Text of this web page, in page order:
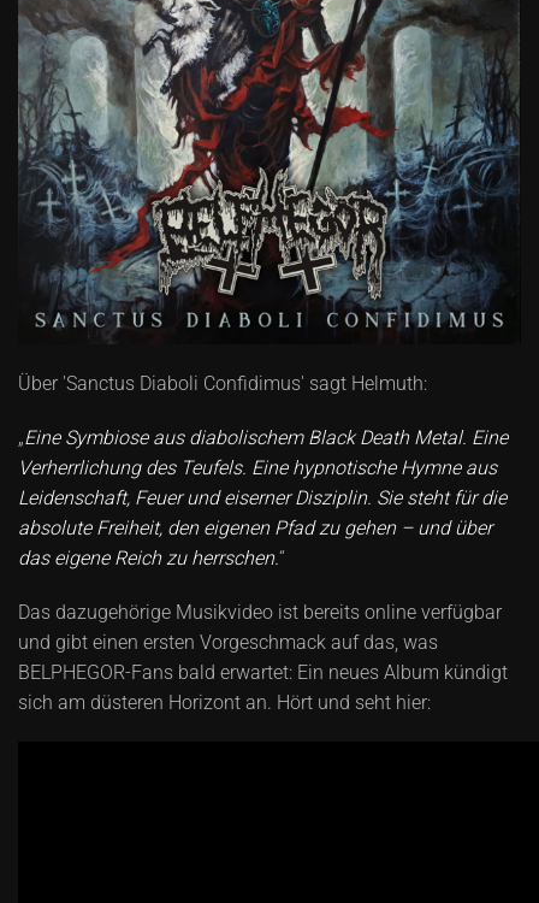
Über 'Sanctus Diaboli Confidimus' sagt Helmuth:
„Eine Symbiose aus diabolischem Black Death Metal. Eine
Verherrlichung des Teufels. Eine hypnotische Hymne aus
Leidenschaft, Feuer und eiserner Disziplin. Sie steht für die
absolute Freiheit, den eigenen Pfad zu gehen – und über
das eigene Reich zu herrschen.“
Das dazugehörige Musikvideo ist bereits online verfügbar
und gibt einen ersten Vorgeschmack auf das, was
BELPHEGOR-Fans bald erwartet: Ein neues Album kündigt
sich am düsteren Horizont an. Hört und seht hier: